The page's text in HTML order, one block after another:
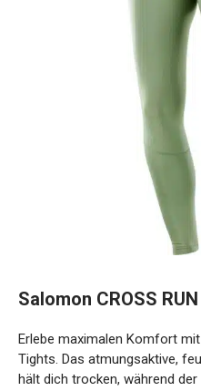
Tights. Das atmungsaktive,
Material hält dich trocken,
elastische Gewebe optimalen